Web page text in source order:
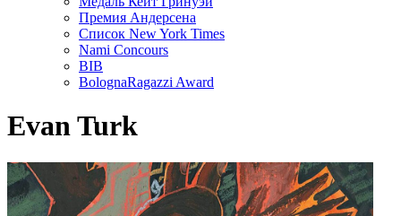
Премия Андерсена
Список New York Times
Nami Concours
BIB
BolognaRagazzi Award
Evan Turk